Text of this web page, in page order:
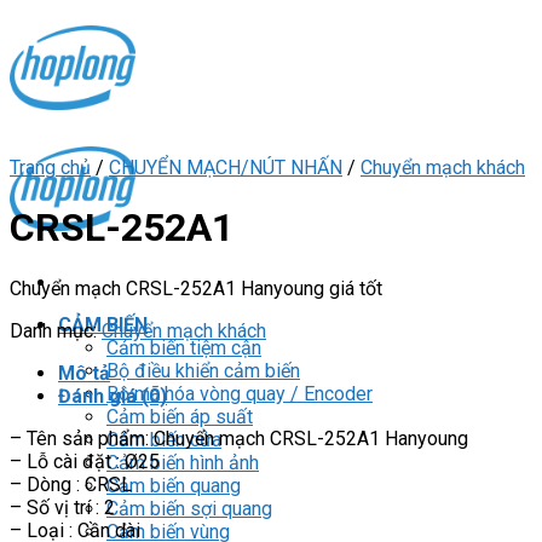
content
CẢM BIẾN
Cảm biến tiệm cận
Bộ điều khiển cảm biến
Bộ mã hóa vòng quay / Encoder
Cảm biến áp suất
Cảm biến cửa
Cảm biến hình ảnh
Cảm biến quang
Cảm biến sợi quang
Cảm biến vùng
Trang chủ / CHUYỂN MẠCH/NÚT NHẤN / Chuyển mạch khách
CRSL-252A1
Chuyển mạch CRSL-252A1 Hanyoung giá tốt
Danh mục:Chuyển mạch khách
Mô tả
Đánh giá (0)
– Tên sản phẩm: Chuyển mạch CRSL-252A1 Hanyoung
– Lỗ cài đặt : Ø25
– Dòng : CRSL
– Số vị trí : 2
– Loại : Cần dài